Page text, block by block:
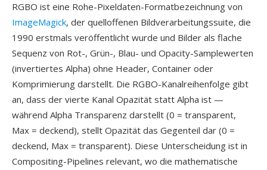
RGBO ist eine Rohe-Pixeldaten-Formatbezeichnung von
ImageMagick, der quelloffenen Bildverarbeitungssuite, die
1990 erstmals veröffentlicht wurde und Bilder als flache
Sequenz von Rot-, Grün-, Blau- und Opacity-Samplewerten
(invertiertes Alpha) ohne Header, Container oder
Komprimierung darstellt. Die RGBO-Kanalreihenfolge gibt
an, dass der vierte Kanal Opazität statt Alpha ist —
während Alpha Transparenz darstellt (0 = transparent,
Max = deckend), stellt Opazität das Gegenteil dar (0 =
deckend, Max = transparent). Diese Unterscheidung ist in
Compositing-Pipelines relevant, wo die mathematische